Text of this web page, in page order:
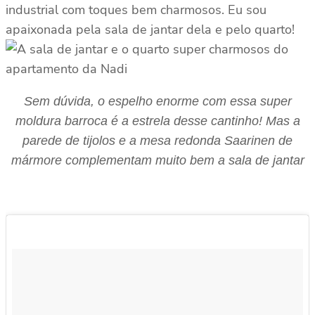
industrial com toques bem charmosos. Eu sou
apaixonada pela sala de jantar dela e pelo quarto!
Sem dúvida, o espelho enorme com essa super
moldura barroca é a estrela desse cantinho! Mas a
parede de tijolos e a mesa redonda Saarinen de
mármore complementam muito bem a sala de jantar